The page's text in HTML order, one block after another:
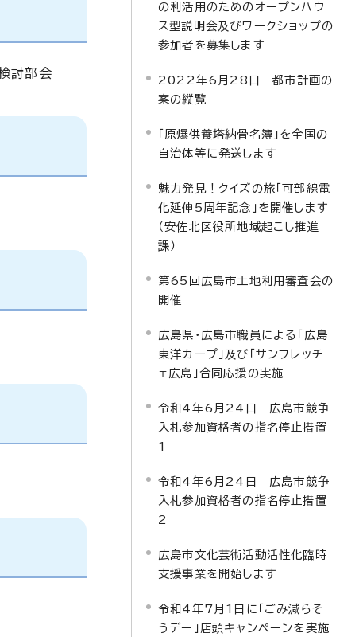
討部会
の利活用のためのオープンハウ
ス型説明会及びワークショップの
参加者を募集します
2022年6月28日 都市計画の
案の縦覧
「原爆供養塔納骨名簿」を全国の
自治体等に発送します
魅力発見！クイズの旅「可部線電
化延伸5周年記念」を開催します
（安佐北区役所地域起こし推進
課）
第65回広島市土地利用審査会の
開催
広島県・広島市職員による「広島
東洋カープ」及び「サンフレッチ
ェ広島」合同応援の実施
令和4年6月24日 広島市競争
入札参加資格者の指名停止措置
1
令和4年6月24日 広島市競争
入札参加資格者の指名停止措置
2
広島市文化芸術活動活性化臨時
支援事業を開始します
令和4年7月1日に「ごみ減らそ
うデー」店頭キャンペーンを実施